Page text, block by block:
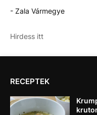
- Zala Vármegye
Hirdess itt
RECEPTEK